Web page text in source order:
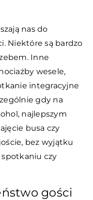
nas do
Niektóre są bardzo
Inne
wesele,
integracyjne
gdy na
najlepszym
busa czy
bez wyjątku
czy
gości